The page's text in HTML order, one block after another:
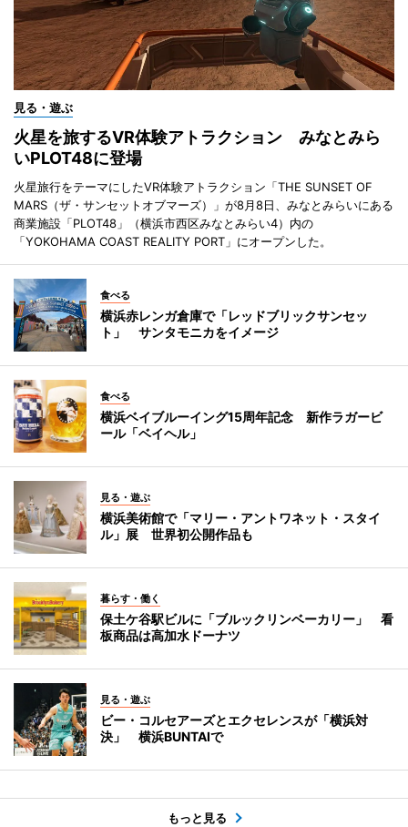
見る・遊ぶ
火星を旅するVR体験アトラクション みなとみら
いPLOT48に登場
火星旅行をテーマにしたVR体験アトラクション「THE SUNSET OF
MARS（ザ・サンセットオブマーズ）」が8月8日、みなとみらいにある
商業施設「PLOT48」（横浜市西区みなとみらい4）内の
「YOKOHAMA COAST REALITY PORT」にオープンした。
食べる
横浜赤レンガ倉庫で「レッドブリックサンセッ
ト」 サンタモニカをイメージ
食べる
横浜ベイブルーイング15周年記念 新作ラガービ
ール「ベイヘル」
見る・遊ぶ
横浜美術館で「マリー・アントワネット・スタイ
ル」展 世界初公開作品も
暮らす・働く
保土ケ谷駅ビルに「ブルックリンベーカリー」 看
板商品は高加水ドーナツ
見る・遊ぶ
ビー・コルセアーズとエクセレンスが「横浜対
決」 横浜BUNTAIで
もっと見る